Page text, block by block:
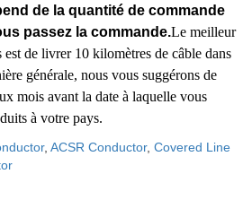
de la quantité de commande
passez la commande.Le meilleur
est de livrer 10 kilomètres de câble dans
générale, nous vous suggérons de
mois avant la date à laquelle vous
à votre pays.
, ACSR Conductor, Covered Line